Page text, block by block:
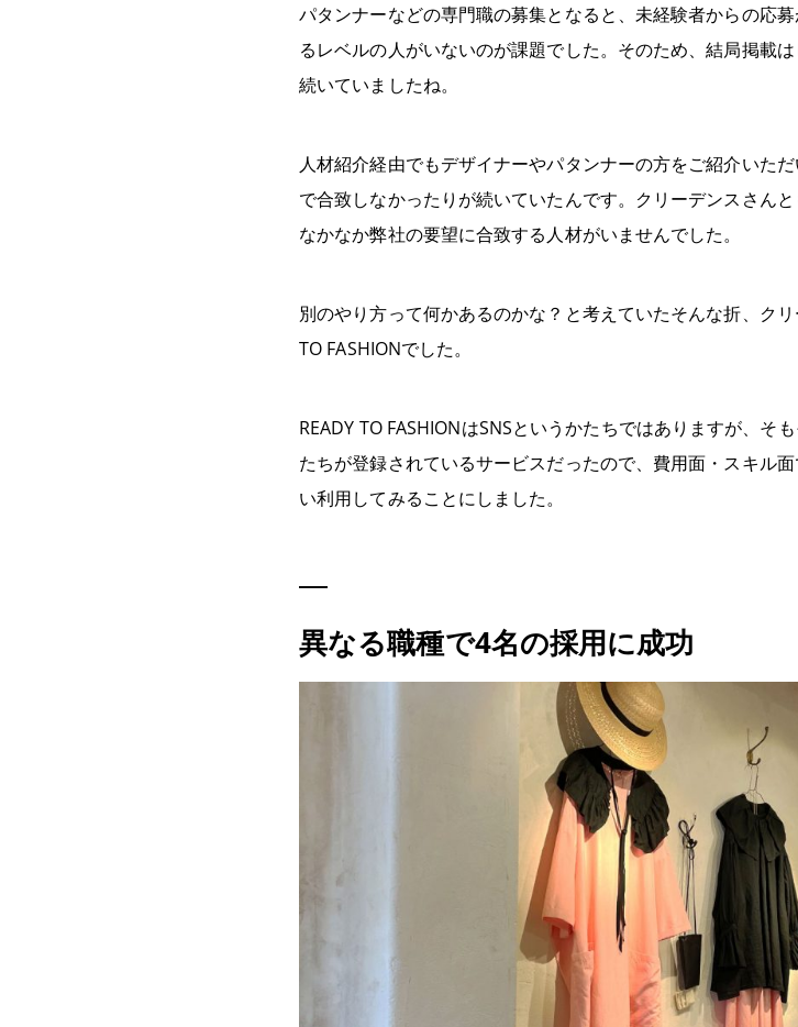
パタンナーなどの専門職の募集となると、未経験者からの応
るレベルの人がいないのが課題でした。そのため、結局掲載
続いていましたね。
人材紹介経由でもデザイナーやパタンナーの方をご紹介いた
で合致しなかったりが続いていたんです。クリーデンスさん
なかなか弊社の要望に合致する人材がいませんでした。
別のやり方って何かあるのかな？と考えていたそんな折、ク
TO FASHIONでした。
READY TO FASHIONはSNSというかたちではありますが、そ
たちが登録されているサービスだったので、費用面・スキル
い利用してみることにしました。
異なる職種で4名の採用に成功